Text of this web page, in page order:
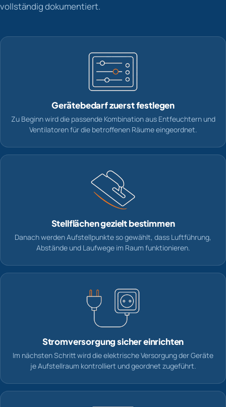
vollständig dokumentiert.
Gerätebedarf zuerst festlegen
Zu Beginn wird die passende Kombination aus Entfeuchtern und
Ventilatoren für die betroffenen Räume eingeordnet.
Stellflächen gezielt bestimmen
Danach werden Aufstellpunkte so gewählt, dass Luftführung,
Abstände und Laufwege im Raum funktionieren.
Stromversorgung sicher einrichten
Im nächsten Schritt wird die elektrische Versorgung der Geräte
je Aufstellraum kontrolliert und geordnet zugeführt.